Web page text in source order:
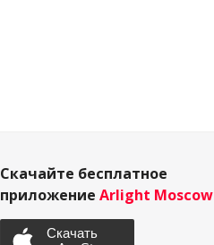
Скачайте бесплатное
приложение Arlight Moscow